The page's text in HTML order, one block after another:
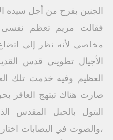
الجنين بفرح من أجل سيده
فقالت مريم تعظم نفسى
مخلصی لأنه نظر إلى
الأجيال تطويني قدس
العظيم وفيه خدمت تلك
صارت هناك تبتهج العاقر
البتول بالحبل المقدس
،والصوت في اليصابات اختار